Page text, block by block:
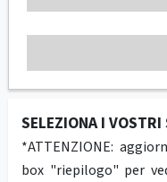
SELEZIONA I VOSTRI
*ATTENZIONE:
box "riepilogo" per